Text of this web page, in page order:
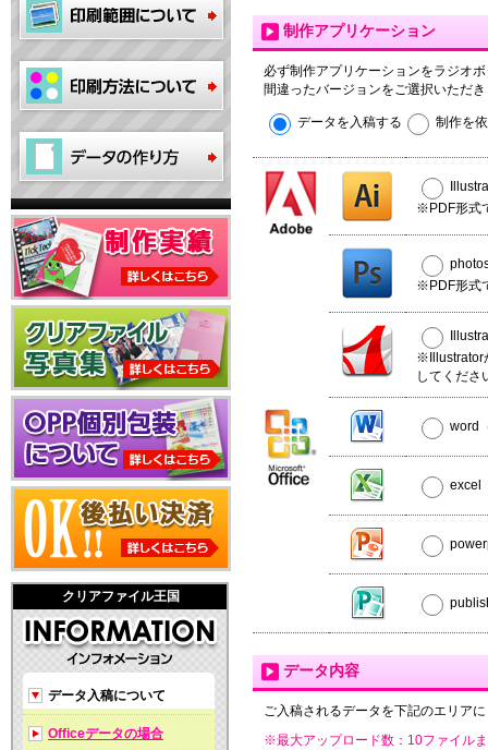
クリアファイル王国
データ入稿について
Officeデータの場合
制作アプリケーション
必ず制作アプリケーションをラジオ
間違ったバージョンをご選択いただ
データを入稿する 制作を
※PDF形式
※PDF形式
※Illustrator
してくださ
word
excel
データ内容
ご入稿されるデータを下記のエリア
※最大アップロード数：10ファイル